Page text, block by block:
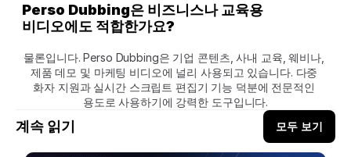
Perso Dubbing은 비즈니스나 교육용
비디오에도 적합한가요?
물론입니다. Perso Dubbing은 기업 콘텐츠, 사내 교육, 웨비나,
제품 데모 및 마케팅 비디오에 널리 사용되고 있습니다. 다중
화자 지원과 실시간 스크립트 편집기 기능 덕분에 전문적인
용도로 사용하기에 강력한 도구입니다.
계속 읽기 모두 보기